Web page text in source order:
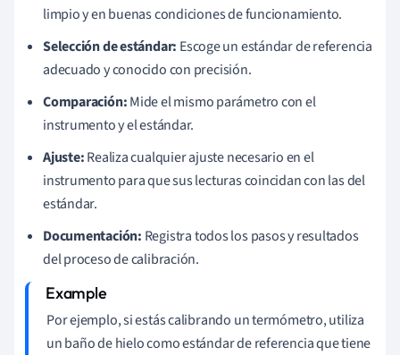
limpio y en buenas condiciones de funcionamiento.
Selección de estándar: Escoge un estándar de referencia
adecuado y conocido con precisión.
Comparación:Mide el mismo parámetro con el
instrumento y el estándar.
Ajuste:Realiza cualquier ajuste necesario en el
instrumento para que sus lecturas coincidan con las del
estándar.
Documentación: Registra todos los pasos y resultados
del proceso de calibración.
Por ejemplo, si estás calibrando un termómetro, utiliza
un baño de hielo como estándar de referencia que tiene